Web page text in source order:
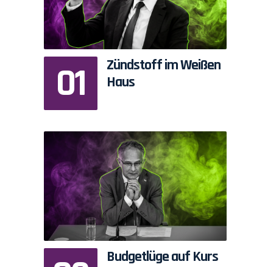
Zündstoff im Weißen
Haus
Budgetlüge auf Kurs